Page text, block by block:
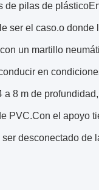
de pilas de
ser el caso.o donde
un martillo
en
8 m de
PVC.Con el apoyo
desconectado de